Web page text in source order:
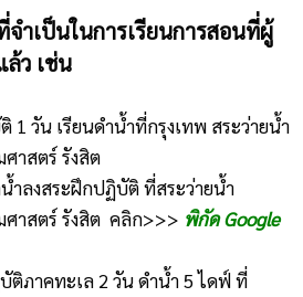
จำเป็นในการเรียนการสอนที่ผู้
ล้ว เช่น
1 วัน เรียนดำน้ำที่กรุงเทพ สระว่ายน้ำ
าสตร์ รังสิต
ำลงสระฝึกปฏิบัติที่สระว่ายน้ำ
ศาสตร์ รังสิต คลิก>>> พิกัด Google
ติภาคทะเล 2 วัน ดำน้ำ 5 ไดฟ์ ที่